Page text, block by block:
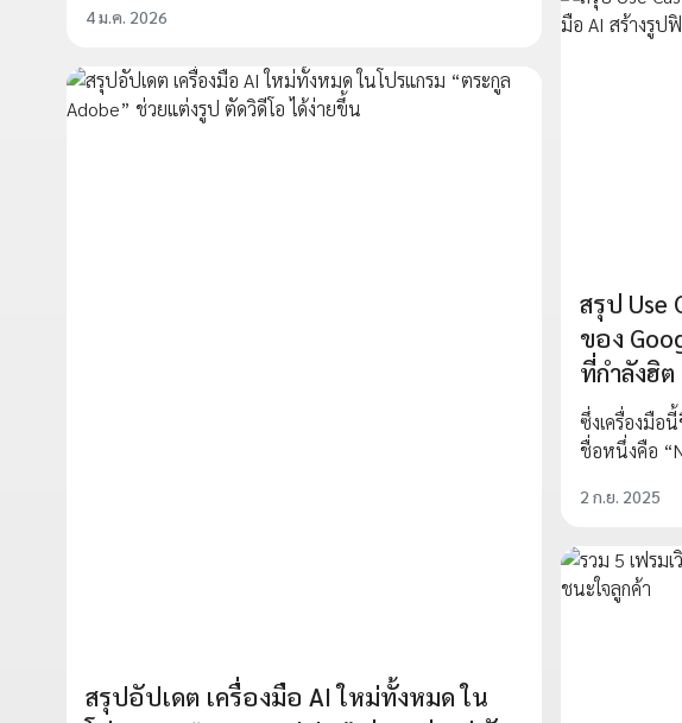
4 ม.ค. 2026
สรุป Use
ของ
ที่กำลังฮิ
ซึ่งเครื่องมือ
ชื่อหนึ่งคือ
2 ก.ย. 2025
สรุปอัปเดต เครื่องมือ AI ใหม่ทั้งหมด ใน